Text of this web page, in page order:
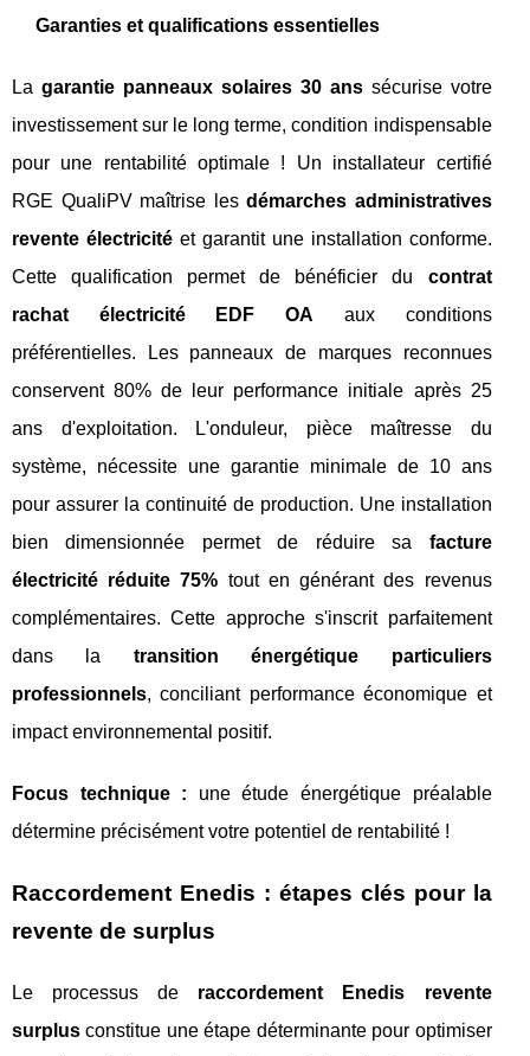
Garanties et qualifications essentielles
La garantie panneaux solaires 30 anssécurise votre
investissement sur le long terme, condition indispensable
pour une rentabilité optimale ! Un installateur certifié
RGE QualiPV maîtrise lesdémarches administratives
revente électricitéet garantit une installation conforme.
Cette qualification permet de bénéficier du contrat
rachat électricité EDF OA aux conditions
préférentielles. Les panneaux de marques reconnues
conservent 80% de leur performance initiale après 25
ans d'exploitation. L'onduleur, pièce maîtresse du
système, nécessite une garantie minimale de 10 ans
pour assurer la continuité de production. Une installation
bien dimensionnée permet de réduire sa facture
électricité réduite 75% tout en générant des revenus
complémentaires. Cette approche s'inscrit parfaitement
dans la transition énergétique particuliers
professionnels, conciliant performance économique et
impact environnemental positif.
Focus technique : une étude énergétique préalable
détermine précisément votre potentiel de rentabilité !
Raccordement Enedis : étapes clés pour la
revente de surplus
Le processus de raccordement Enedis revente
surplus constitue une étape déterminante pour optimiser